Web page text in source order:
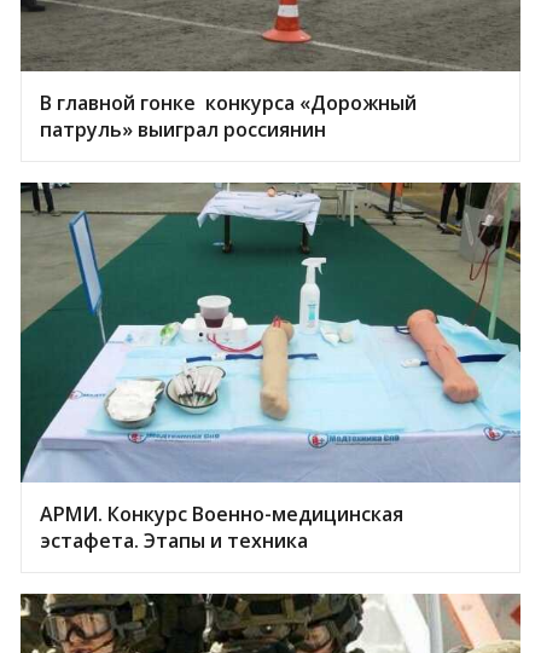
В главной гонке конкурса «Дорожный
патруль» выиграл россиянин
АРМИ. Конкурс Военно-медицинская
эстафета. Этапы и техника